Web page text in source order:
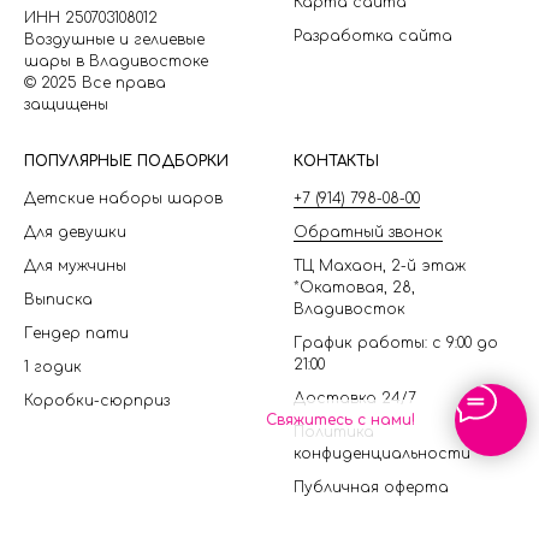
Свяжитесь с нами!
ИНН 250703108012
Воздушные и гелиевые
шары в Владивостоке
© 2025 Все права
защищены
Разработка сайта
ПОПУЛЯРНЫЕ ПОДБОРКИ
Детские наборы шаров
Для девушки
Для мужчины
Выписка
Гендер пати
1 годик
Коробки-сюрприз
КОНТАКТЫ
+7 (914) 798-08-00
Обратный звонок
ТЦ Махаон, 2-й этаж
*Окатовая, 28,
Владивосток
График работы: с 9:00 до
21:00
Доставка 24/7
Политика
конфиденциальности
Публичная оферта